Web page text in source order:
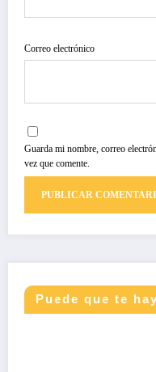
Correo electrónico
Guarda mi nombre, correo
vez que comente.
Puede que te